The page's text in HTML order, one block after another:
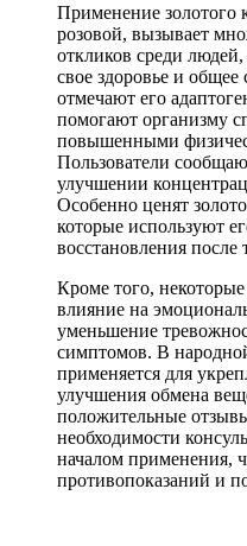
Применение золотого
розовой, вызывает
откликов среди
свое здоровье и
отмечают его
помогают организму
повышенными
Пользователи
улучшении
Особенно ценят
которые используют
восстановления после
Кроме того,
влияние на
уменьшение
симптомов. В
применяется для
улучшения обмена
положительные
необходимости
началом применения,
противопоказаний и